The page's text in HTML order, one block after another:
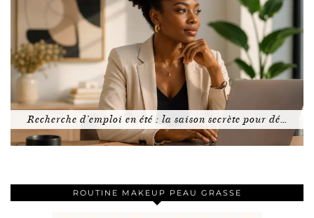
Recherche d’emploi en été : la saison secrète pour dé…
ROUTINE MAKEUP PEAU GRASSE